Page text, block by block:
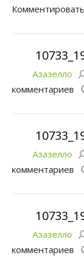
Комментировать
Азазелло
комментариев
Азазелло
комментариев
Азазелло
комментариев